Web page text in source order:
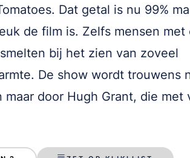
Dat getal is nu 99%
de film is. Zelfs mensen met
bij het zien van zoveel
De show wordt trouwens
door Hugh Grant, die met